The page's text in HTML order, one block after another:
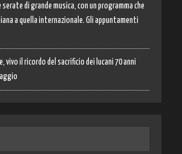
serate di grande musica, con un programma che
a quella internazionale. Gli appuntamenti
vivo il ricordo del sacrificio dei lucani 70 anni